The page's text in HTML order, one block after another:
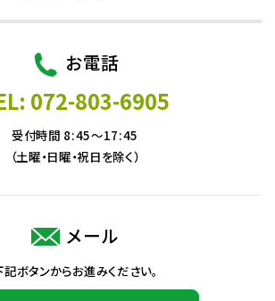
お電話
072-803-6905
受付時間 8:45～17:45
（土曜・日曜・祝日を除く）
メール
記ボタンからお進みください。